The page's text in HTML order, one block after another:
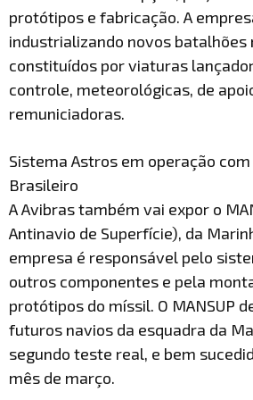
protótipos e fabricação. A
industrializando novos batalhões
constituídos por viaturas
controle, meteorológicas, de
remuniciadoras.
Sistema Astros em operação
Brasileiro
A Avibras também vai expor o
Antinavio de Superfície), da
empresa é responsável pelo
outros componentes e pela
protótipos do míssil. O MANSUP
futuros navios da esquadra da
segundo teste real, e bem
mês de março.